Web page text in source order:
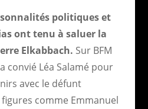
politiques et
ont tenu à saluer la
Elkabbach. Sur BFM
convié Léa Salamé pour
avec le défunt
comme Emmanuel